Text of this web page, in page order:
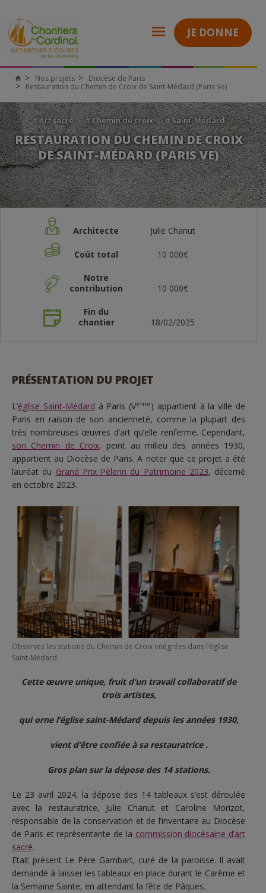
JE DONNE
Nos projets
Diocèse de Paris
Restauration du Chemin de Croix de Saint-Médard (Paris Ve)
#Art sacré #Chemin de croix #Saint-Médard
RESTAURATION DU CHEMIN DE CROIX
DE SAINT-MÉDARD (PARIS VE)
Architecte Julie Chanut
Coût total 10 000€
Notre
contribution
10 000€
Fin du
chantier
18/02/2025
PRÉSENTATION DU PROJET
L’église Saint-Médard à Paris (Vème) appartient à la ville de
Paris en raison de son ancienneté, comme la plupart des
très nombreuses œuvres d’art qu’elle renferme. Cependant,
son Chemin de Croix, peint au milieu des années 1930,
appartient au Diocèse de Paris. A noter que ce projet a été
lauréat du Grand Prix Pèlerin du Patrimoine 2023, décerné
en octobre 2023.
Observez les stations du Chemin de Croix intégrées dans l’église
Saint-Médard.
Cette œuvre unique, fruit d’un travail collaboratif de
trois artistes,
qui orne l’église saint-Médard depuis les années 1930,
vient d’être confiée à sa restauratrice .
Gros plan sur la dépose des 14 stations.
Le 23 avril 2024, la dépose des 14 tableaux s’est déroulée
avec la restauratrice, Julie Chanut et Caroline Morizot,
responsable de la conservation et de l’inventaire au Diocèse
de Paris et représentante de la commission diocésaine d’art
sacré.
Etait présent Le Père Gambart, curé de la paroisse. Il avait
demandé à laisser les tableaux en place durant le Carême et
la Semaine Sainte, en attendant la fête de Pâques.